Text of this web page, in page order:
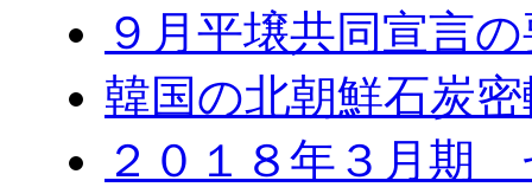
９月平壌共同宣言
韓国の北朝鮮石炭
２０１８年３月期